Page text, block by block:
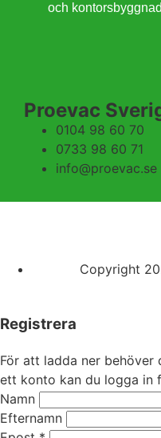
och
Proevac
0104 98 60 70
0733 98 60 71
info@proevac.se
Copyright
Registrera
För att ladda ner behöver
ett konto kan du logga in
Namn
Efternamn